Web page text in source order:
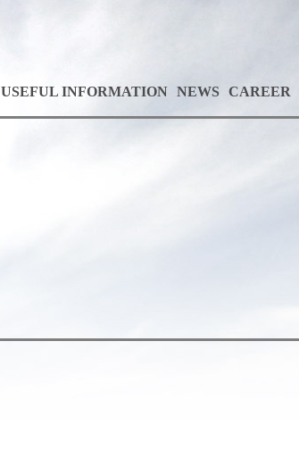
USEFUL INFORMATION NEWS CAREER